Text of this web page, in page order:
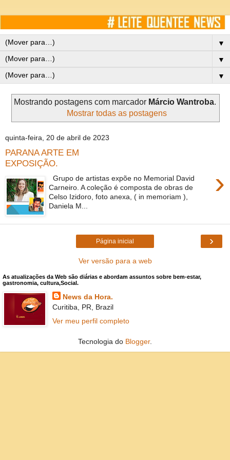
▼
▼
▼
Mostrando postagens com marcador Márcio Wantroba.
Mostrar todas as postagens
quinta-feira, 20 de abril de 2023
PARANA ARTE EM
EXPOSIÇÃO.
›
Grupo de artistas expõe no Memorial David
Carneiro. A coleção é composta de obras de
Celso Izidoro, foto anexa, ( in memoriam ),
Daniela M...
›
Página inicial
Ver versão para a web
As atualizações da Web são diárias e abordam assuntos sobre bem-estar,
gastronomia, cultura,Social.
News da Hora.
Curitiba, PR, Brazil
Ver meu perfil completo
Tecnologia do Blogger.